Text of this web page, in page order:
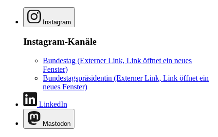
Instagram
Instagram-Kanäle
Bundestag (Externer Link, Link öffnet ein neues
Fenster)
Bundestagspräsidentin (Externer Link, Link öffnet ein
neues Fenster)
LinkedIn
Mastodon